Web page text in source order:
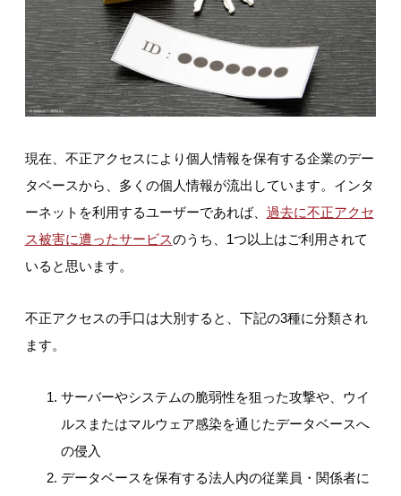
現在、不正アクセスにより個人情報を保有する企業のデー
タベースから、多くの個人情報が流出しています。インタ
ーネットを利用するユーザーであれば、 過去に不正アクセ
ス被害に遭ったサービスのうち、1つ以上はご利用されて
いると思います。
不正アクセスの手口は大別すると、下記の3種に分類され
ます。
サーバーやシステムの脆弱性を狙った攻撃や、ウイ
ルスまたはマルウェア感染を通じたデータベースへ
の侵入
データベースを保有する法人内の従業員・関係者に